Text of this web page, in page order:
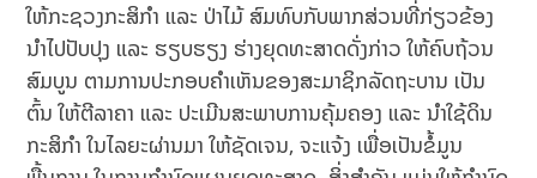
ໃຫ້ກະຊວງກະສິກຳ ແລະ ປ່າໄມ້ ສົມທົບກັບພາກສ່ວນທີ່ກ່ຽວຂ້ອງ
ນຳໄປປັບປຸງ ແລະ ຮຽບຮຽງ ຮ່າງຍຸດທະສາດດັ່ງກ່າວ ໃຫ້ຄົບຖ້ວນ
ສົມບູນ ຕາມການປະກອບຄຳເຫັນຂອງສະມາຊິກລັດຖະບານ ເປັນ
ຕົ້ນ ໃຫ້ຕີລາຄາ ແລະ ປະເມີນສະພາບການຄຸ້ມຄອງ ແລະ ນໍາໃຊ້ດິນ
ກະສິກໍາ ໃນໄລຍະຜ່ານມາ ໃຫ້ຊັດເຈນ, ຈະແຈ້ງ ເພື່ອເປັນຂໍ້ມູນ